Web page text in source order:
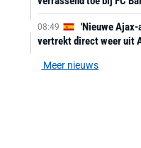
08:49
'Nieuwe
vertrekt direct weer uit
Meer nieuws